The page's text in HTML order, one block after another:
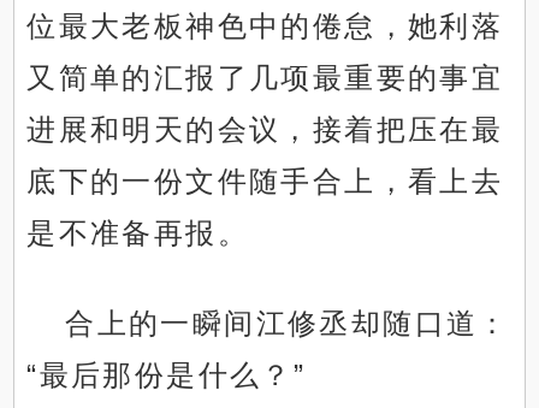
位最大老板神色中的倦怠，她利落
又简单的汇报了几项最重要的事宜
进展和明天的会议，接着把压在最
底下的一份文件随手合上，看上去
是不准备再报。
合上的一瞬间江修丞却随口道：
“最后那份是什么？”